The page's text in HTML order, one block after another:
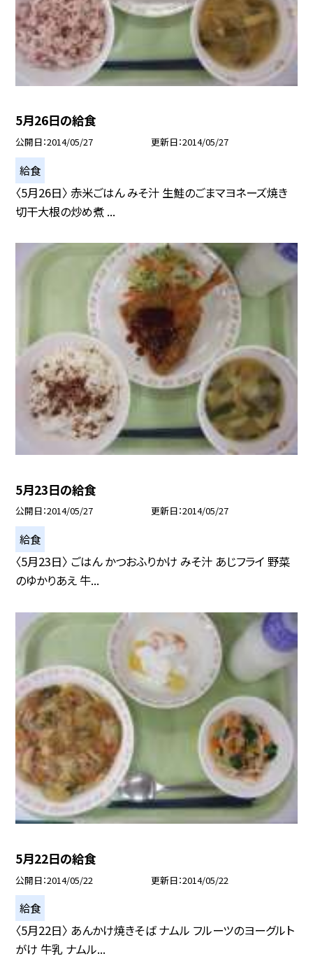
5月26日の給食
公開日 2014/05/27 更新日 2014/05/27
給食
〈5月26日〉 赤米ごはん みそ汁 生鮭のごまマヨネーズ焼き
切干大根の炒め煮 ...
5月23日の給食
公開日 2014/05/27 更新日 2014/05/27
給食
〈5月23日〉 ごはん かつおふりかけ みそ汁 あじフライ 野菜
のゆかりあえ 牛...
5月22日の給食
公開日 2014/05/22 更新日 2014/05/22
給食
〈5月22日〉 あんかけ焼きそば ナムル フルーツのヨーグルト
がけ 牛乳 ナムル...